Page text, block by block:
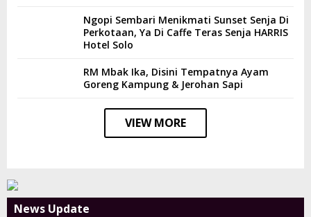
Ngopi Sembari Menikmati Sunset Senja Di
Perkotaan, Ya Di Caffe Teras Senja HARRIS
Hotel Solo
RM Mbak Ika, Disini Tempatnya Ayam
Goreng Kampung & Jerohan Sapi
VIEW MORE
News Update